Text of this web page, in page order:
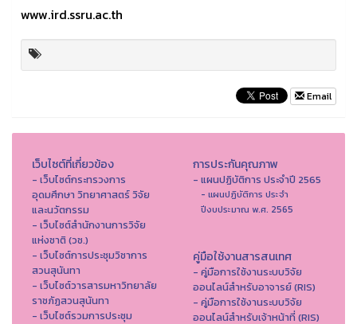
www.ird.ssru.ac.th
Email
เว็บไซต์ที่เกี่ยวข้อง
- เว็บไซต์กระทรวงการ
อุดมศึกษา วิทยาศาสตร์ วิจัย
และนวัตกรรม
- เว็บไซต์สำนักงานการวิจัย
แห่งชาติ (วช.)
- เว็บไซต์การประชุมวิชาการ
สวนสุนันทา
- เว็บไซต์วารสารมหาวิทยาลัย
ราชภัฏสวนสุนันทา
- เว็บไซต์รวมการประชุม
การประกันคุณภาพ
- แผนปฏิบัติการ ประจำปี 2565
- แผนปฏิบัติการ ประจำ
ปีงบประมาณ พ.ศ. 2565
คู่มือใช้งานสารสนเทศ
- คู่มือการใช้งานระบบวิจัย
ออนไลน์สำหรับอาจารย์ (RIS)
- คู่มือการใช้งานระบบวิจัย
ออนไลน์สำหรับเจ้าหน้าที่ (RIS)